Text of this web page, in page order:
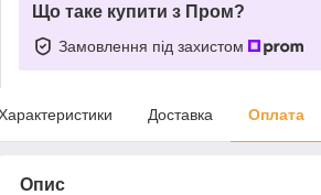
Що таке купити з Пром?
Замовлення під захистом
Доставка Оплата
Опис